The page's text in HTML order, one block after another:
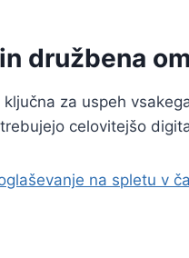
družbena
za uspeh
celovitejšo
na spletu v